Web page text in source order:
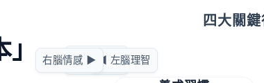
」
四大關
正向賦能
急迫驅動◀ 左腦理智
右腦情感 ▶